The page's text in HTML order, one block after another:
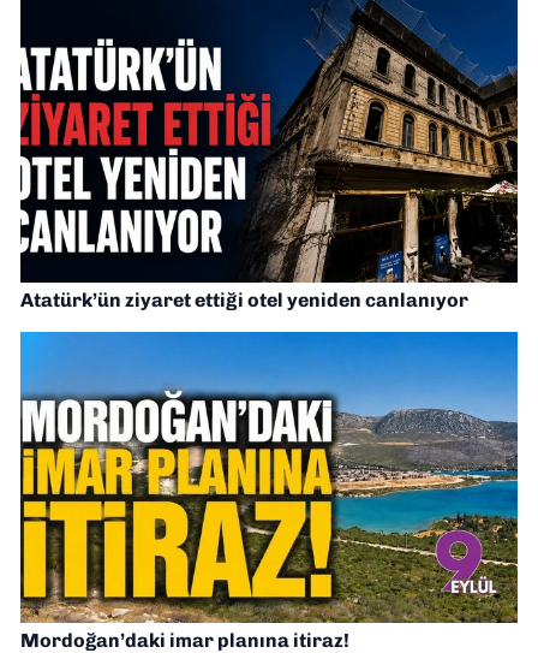
Atatürk’ün ziyaret ettiği otel yeniden canlanıyor
Mordoğan’daki imar planına itiraz!